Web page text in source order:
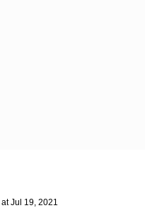
at Jul 19, 2021